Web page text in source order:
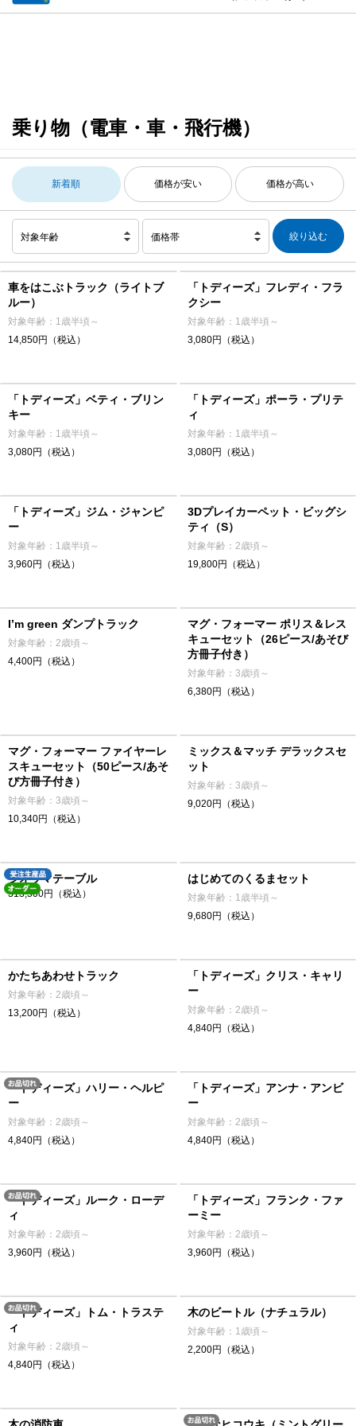
乗り物（電車・車・飛行機）
新着順 価格が安い 価格が高い
対象年齢 価格帯
車をはこぶトラック（ライトブ
ルー）
対象年齢：1歳半頃～
14,850円（税込）
「トディーズ」フレディ・フラ
クシー
対象年齢：1歳半頃～
3,080円（税込）
「トディーズ」ベティ・ブリン
キー
対象年齢：1歳半頃～
3,080円（税込）
「トディーズ」ポーラ・プリテ
ィ
対象年齢：1歳半頃～
3,080円（税込）
「トディーズ」ジム・ジャンピ
ー
対象年齢：1歳半頃～
3,960円（税込）
3Dプレイカーペット・ビッグシ
ティ（S）
対象年齢：2歳頃～
19,800円（税込）
I’m green ダンプトラック
対象年齢：2歳頃～
4,400円（税込）
マグ・フォーマー ポリス＆レス
キューセット（26ピース/あそび
方冊子付き）
対象年齢：3歳頃～
6,380円（税込）
マグ・フォーマー ファイヤーレ
スキューセット（50ピース/あそ
び方冊子付き）
対象年齢：3歳頃～
10,340円（税込）
ミックス＆マッチ デラックスセ
ット
対象年齢：3歳頃～
9,020円（税込）
ジオラマテーブル
313,500円（税込）
はじめてのくるまセット
対象年齢：1歳半頃～
9,680円（税込）
かたちあわせトラック
対象年齢：2歳頃～
13,200円（税込）
「トディーズ」クリス・キャリ
ー
対象年齢：2歳頃～
4,840円（税込）
「トディーズ」ハリー・ヘルピ
ー
対象年齢：2歳頃～
4,840円（税込）
「トディーズ」アンナ・アンビ
ー
対象年齢：2歳頃～
4,840円（税込）
「トディーズ」ルーク・ローデ
ィ
対象年齢：2歳頃～
3,960円（税込）
「トディーズ」フランク・ファ
ーミー
対象年齢：2歳頃～
3,960円（税込）
「トディーズ」トム・トラステ
ィ
対象年齢：2歳頃～
4,840円（税込）
木のビートル（ナチュラル）
対象年齢：1歳頃～
2,200円（税込）